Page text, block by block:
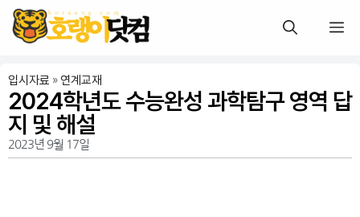
입시자료 » 연계교재
2024학년도 수능완성 과학탐구 영역 답
지 및 해설
2023년 9월 17일